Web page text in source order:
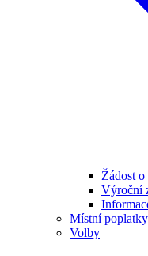
Žádost o
Výroční
Místní poplatky
Volby